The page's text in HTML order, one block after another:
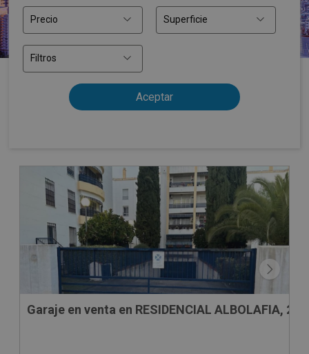
Precio Superficie
Filtros
Garaje en venta en RESIDENCIAL ALBOLAFIA, 24